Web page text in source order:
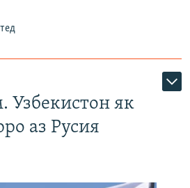
Узбекистон як
аз Русия